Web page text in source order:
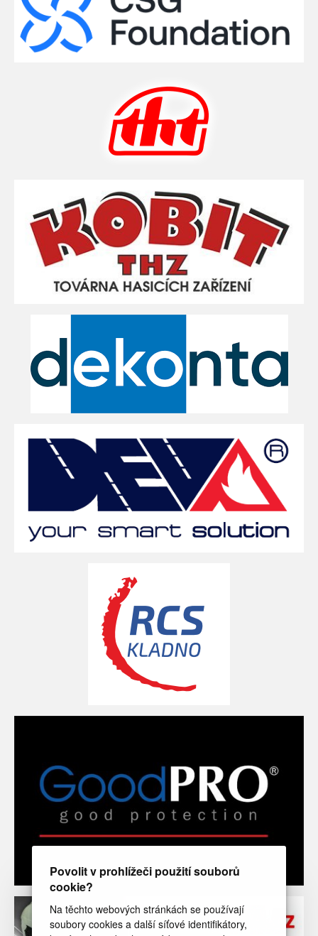
Povolit v prohlížeči použití souborů
cookie?
Na těchto webových stránkách se používají
soubory cookies a další síťové identifikátory,